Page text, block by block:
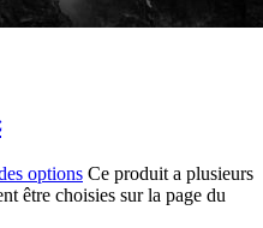
options Ce produit a plusieurs
être choisies sur la page du